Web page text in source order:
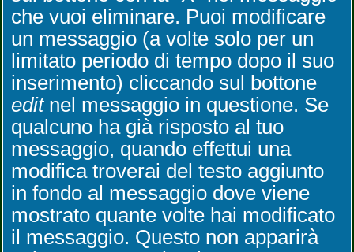
che vuoi eliminare. Puoi modificare
un messaggio (a volte solo per un
limitato periodo di tempo dopo il suo
inserimento) cliccando sul bottone
editnel messaggio in questione. Se
qualcuno ha già risposto al tuo
messaggio, quando effettui una
modifica troverai del testo aggiunto
in fondo al messaggio dove viene
mostrato quante volte hai modificato
il messaggio. Questo non apparirà